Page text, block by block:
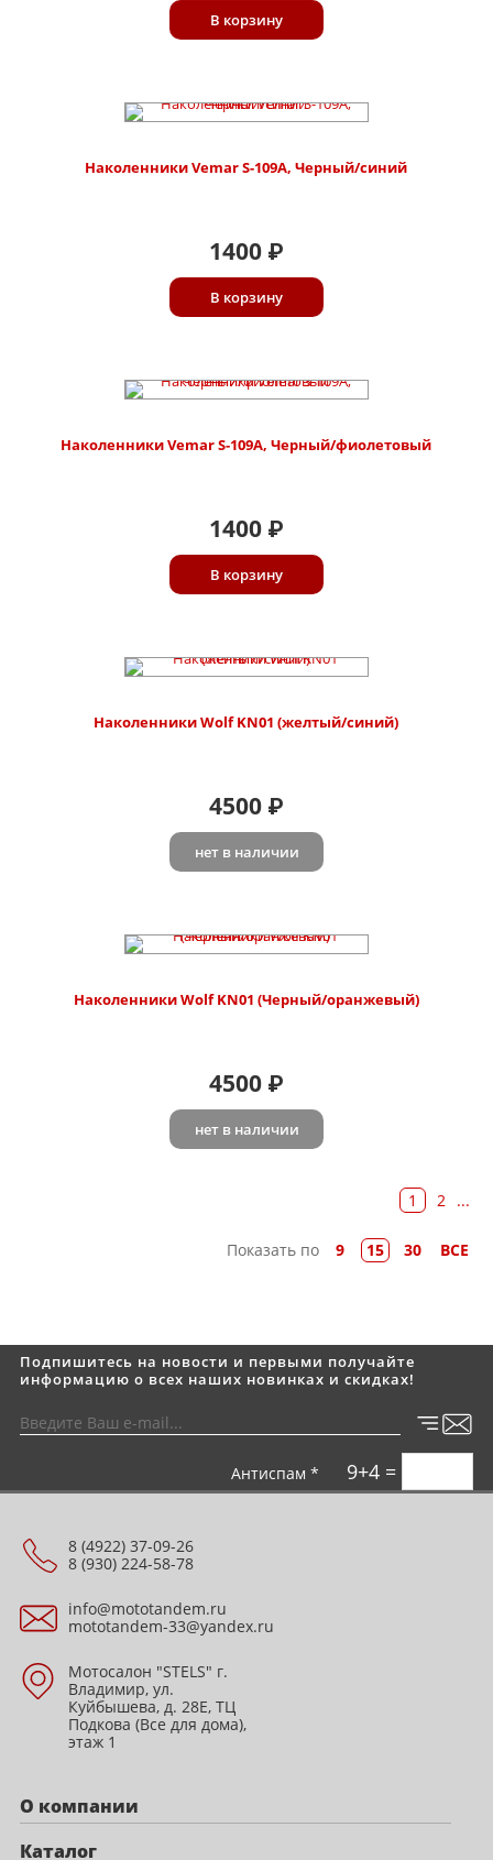
В корзину
Наколенники Vemar S-109A, Черный/синий
1400 ₽
В корзину
Наколенники Vemar S-109A, Черный/фиолетовый
1400 ₽
В корзину
Наколенники Wolf KN01 (желтый/синий)
4500 ₽
нет в наличии
Наколенники Wolf KN01 (Черный/оранжевый)
4500 ₽
нет в наличии
1 2 ...
Показать по 9 15 30 ВСЕ
Подпишитесь на новости и первыми получайте
информацию о всех наших новинках и скидках!
Антиспам * 9+4 =
8 (4922) 37-09-26
8 (930) 224-58-78
info@mototandem.ru
mototandem-33@yandex.ru
Мотосалон "STELS" г.
Владимир, ул.
Куйбышева, д. 28Е, ТЦ
Подкова (Все для дома),
этаж 1
О компании
Каталог